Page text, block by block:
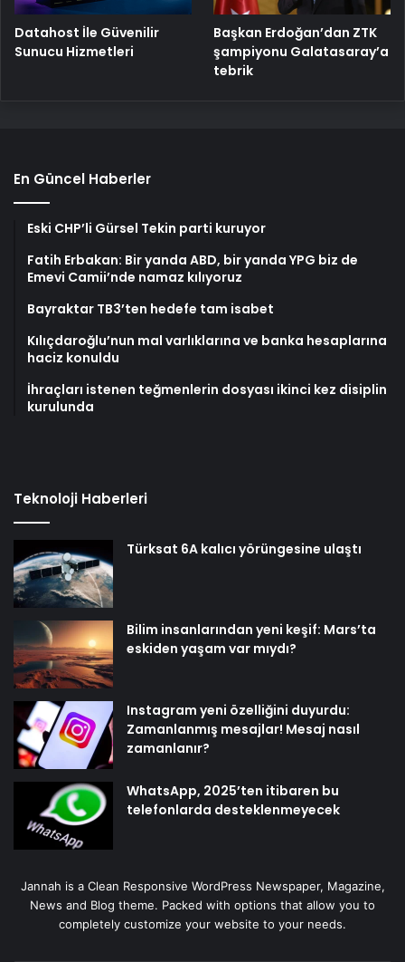
Datahost İle Güvenilir
Sunucu Hizmetleri
Başkan Erdoğan’dan ZTK
şampiyonu Galatasaray’a
tebrik
En Güncel Haberler
Eski CHP’li Gürsel Tekin parti kuruyor
Fatih Erbakan: Bir yanda ABD, bir yanda YPG biz de
Emevi Camii’nde namaz kılıyoruz
Bayraktar TB3’ten hedefe tam isabet
Kılıçdaroğlu’nun mal varlıklarına ve banka hesaplarına
haciz konuldu
İhraçları istenen teğmenlerin dosyası ikinci kez disiplin
kurulunda
Teknoloji Haberleri
Türksat 6A kalıcı yörüngesine ulaştı
Bilim insanlarından yeni keşif: Mars’ta
eskiden yaşam var mıydı?
Instagram yeni özelliğini duyurdu:
Zamanlanmış mesajlar! Mesaj nasıl
zamanlanır?
WhatsApp, 2025’ten itibaren bu
telefonlarda desteklenmeyecek
Jannah is a Clean Responsive WordPress Newspaper, Magazine,
News and Blog theme. Packed with options that allow you to
completely customize your website to your needs.